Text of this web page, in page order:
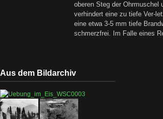
oberen Steg der Ohrmuschel
verhindert eine zu tiefe Ver-
eine etwa 3-5 mm tiefe
schmerzfrei. Im Falle eines
Aus dem Bildarchiv